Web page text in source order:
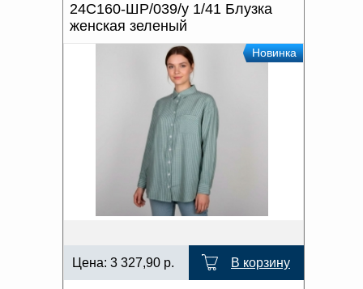
24С160-ШР/039/у 1/41 Блузка
женская зеленый
Новинка
Цена: 3 327,90 р. В корзину